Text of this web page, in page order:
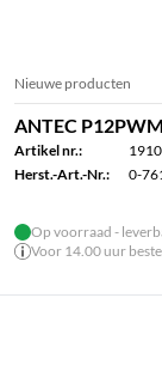
Nieuwe producten
ANTEC
Artikel nr.:
Herst.-Art.-Nr.:
0-
Op voorraad -
Voor 14.00 uur